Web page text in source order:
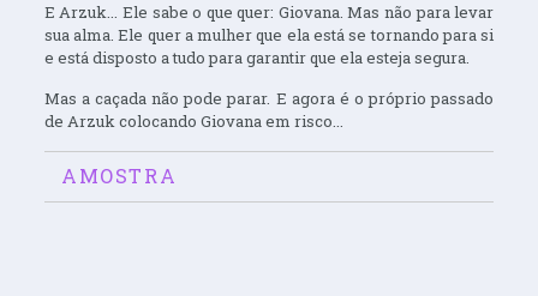
E Arzuk... Ele sabe o que quer: Giovana. Mas não para levar
sua alma. Ele quer a mulher que ela está se tornando para si
e está disposto a tudo para garantir que ela esteja segura.
Mas a caçada não pode parar. E agora é o próprio passado
de Arzuk colocando Giovana em risco...
AMOSTRA